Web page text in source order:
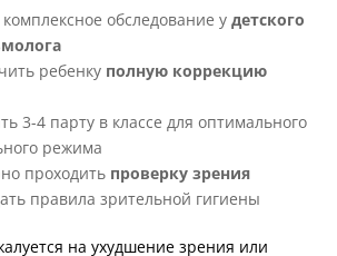
обследование у детского
ребенку полную коррекцию
3-4 парту в классе для оптимального
режима
проходить проверку зрения
правила зрительной гигиены
на ухудшение зрения или